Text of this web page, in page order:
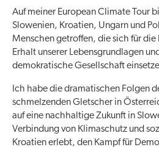
Auf meiner European Climate Tour
Slowenien, Kroatien, Ungarn und
Menschen getroffen, die sich für
Erhalt unserer Lebensgrundlagen
demokratische Gesellschaft
Ich habe die dramatischen Folgen
schmelzenden Gletscher in
auf eine nachhaltige Zukunft in
Verbindung von Klimaschutz und
Kroatien erlebt, den Kampf für